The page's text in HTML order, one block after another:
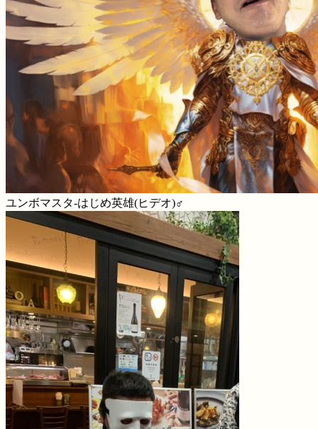
ユンボマスタ-はじめ英雄(ヒデオ)♂